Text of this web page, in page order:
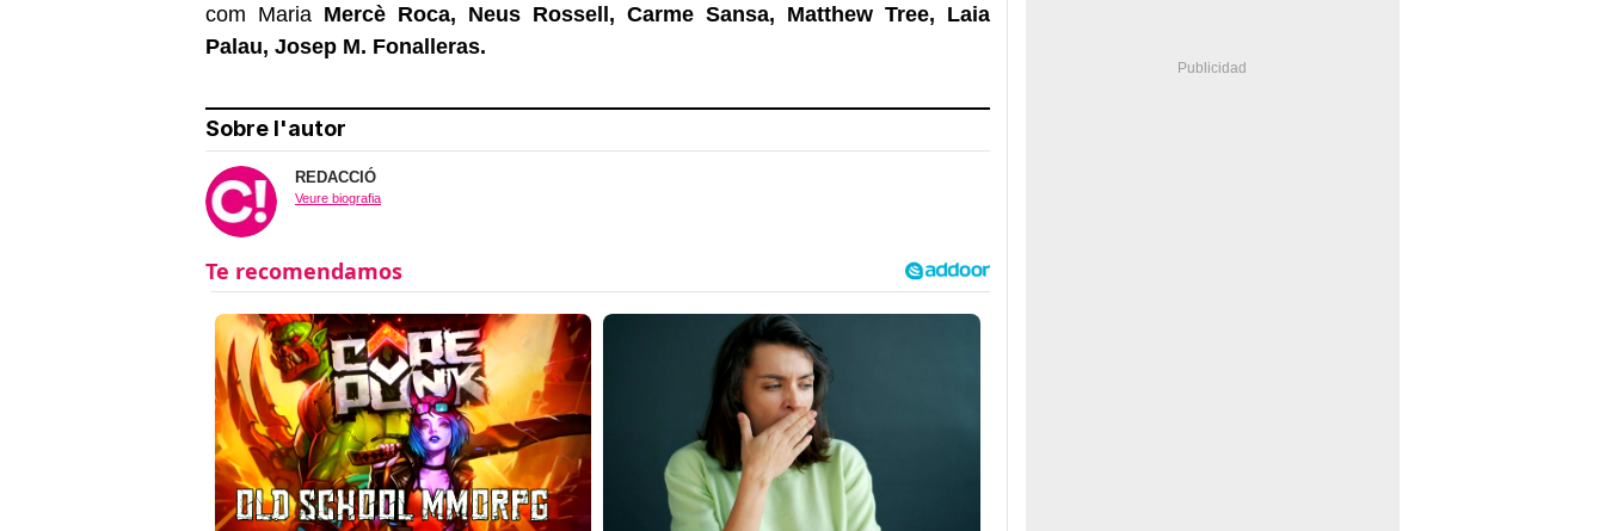
com Maria Mercè Roca, Neus Rossell, Carme Sansa, Matthew Tree, Laia
Palau, Josep M. Fonalleras.
Sobre l'autor
REDACCIÓ
Veure biografia